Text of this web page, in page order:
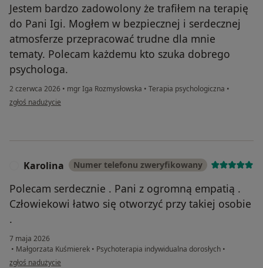
Jestem bardzo zadowolony że trafiłem na terapię
do Pani Igi. Mogłem w bezpiecznej i serdecznej
atmosferze przepracować trudne dla mnie
tematy. Polecam każdemu kto szuka dobrego
psychologa.
2 czerwca 2026 • mgr Iga Rozmysłowska • Terapia psychologiczna •
w opinii użytkownika B.
zgłoś nadużycie
Karolina Numer telefonu zweryfikowany
Polecam serdecznie . Pani z ogromną empatią .
Człowiekowi łatwo się otworzyć przy takiej osobie
.
7 maja 2026
• Małgorzata Kuśmierek • Psychoterapia indywidualna dorosłych •
w opinii użytkownika Karolina
zgłoś nadużycie